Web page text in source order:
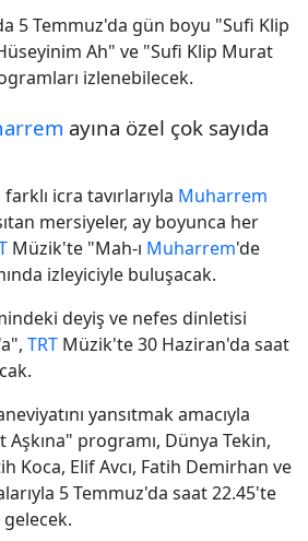
5 Temmuz'da gün boyu "Sufi Klip
Ah" ve "Sufi Klip Murat
izlenebilecek.
ayına özel çok sayıda
icra tavırlarıyla Muharrem
mersiyeler, ay boyunca her
Müzik'te "Mah-ı Muharrem'de
izleyiciyle buluşacak.
deyiş ve nefes dinletisi
TRT Müzik'te 30 Haziran'da saat
yansıtmak amacıyla
Aşkına" programı, Dünya Tekin,
Koca, Elif Avcı, Fatih Demirhan ve
5 Temmuz'da saat 22.45'te